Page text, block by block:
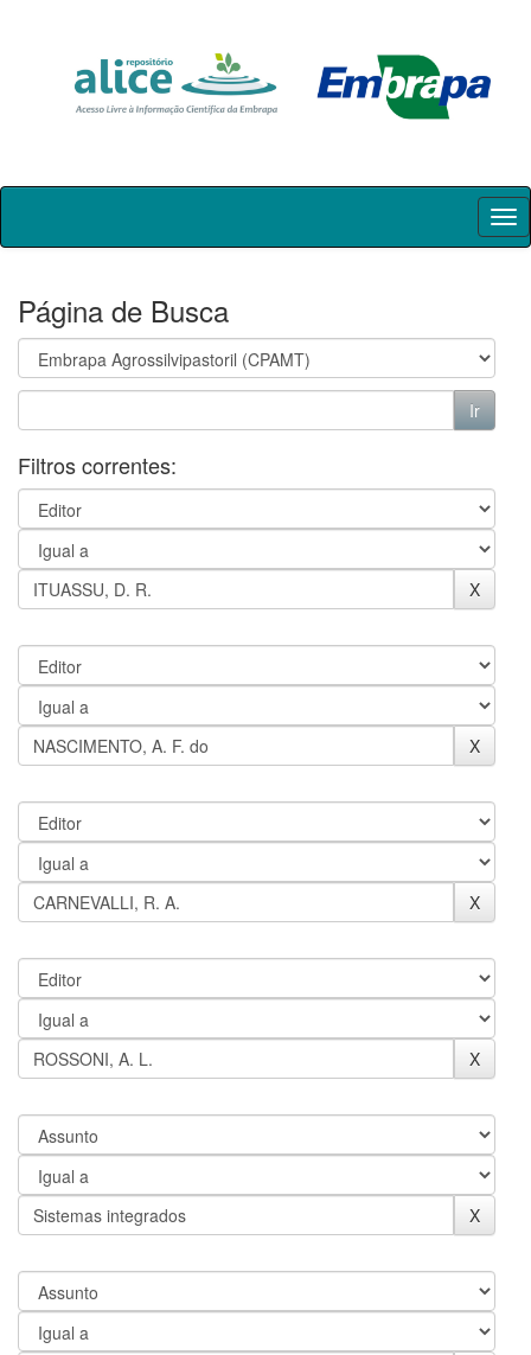
Skip
Página de Busca
Filtros correntes: